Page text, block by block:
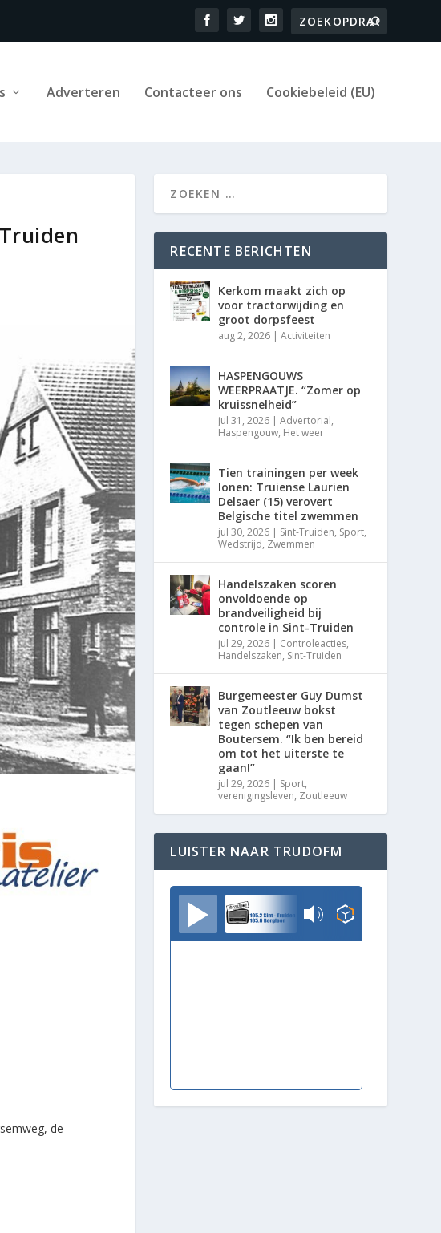
Adverteren Contacteer ons Cookiebeleid (EU)
de
RECENTE BERICHTEN
Kerkom maakt zich op
voor tractorwijding en
groot dorpsfeest
aug 2, 2026 |Activiteiten
HASPENGOUWS
WEERPRAATJE. “Zomer op
kruissnelheid”
jul 31, 2026 |Advertorial,
Haspengouw, Het weer
Tien trainingen per week
lonen: Truiense Laurien
Delsaer (15) verovert
Belgische titel zwemmen
jul 30, 2026 | Sint-Truiden, Sport,
Wedstrijd, Zwemmen
Handelszaken scoren
onvoldoende op
brandveiligheid bij
controle in Sint-Truiden
jul 29, 2026 | Controleacties,
Handelszaken, Sint-Truiden
Burgemeester Guy Dumst
van Zoutleeuw bokst
tegen schepen van
Boutersem. “Ik ben bereid
om tot het uiterste te
gaan!”
jul 29, 2026 | Sport,
verenigingsleven, Zoutleeuw
LUISTER NAAR TRUDOFM
TrudoFM